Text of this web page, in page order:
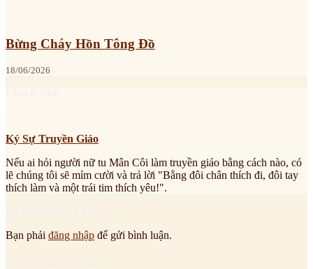
Bừng Cháy Hồn Tông Đồ
18/06/2026
Ký Sự Truyền Giáo
Nếu ai hỏi người nữ tu Mân Côi làm truyền giáo bằng cách nào, có
lẽ chúng tôi sẽ mỉm cười và trả lời "Bằng đôi chân thích đi, đôi tay
thích làm và một trái tim thích yêu!".
Bạn phải đăng nhập để gửi bình luận.